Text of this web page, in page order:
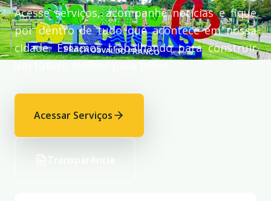
Acesse serviços, acompanhe notícias e fique
por dentro de tudo que acontece em nossa
cidade. Estamos trabalhando para construir
Acessar Serviços